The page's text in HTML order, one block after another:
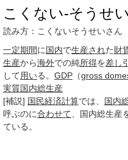
こくない‐そうせ
読み方：こくないそうせいさん
一定期間に 国内で生産された財
生産から海外での純所得を差し
して用いる。 GDP （gross
実質国内総生産
[補説] 国民経済計算では、 国内
呼ぶのに合わせて 、国内総生産
ている。